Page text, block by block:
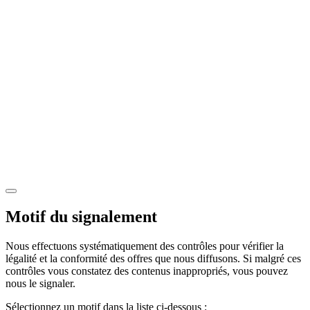
Motif du signalement
Nous effectuons systématiquement des contrôles pour vérifier la
légalité et la conformité des offres que nous diffusons. Si malgré ces
contrôles vous constatez des contenus inappropriés, vous pouvez
nous le signaler.
Sélectionnez un motif dans la liste ci-dessous :